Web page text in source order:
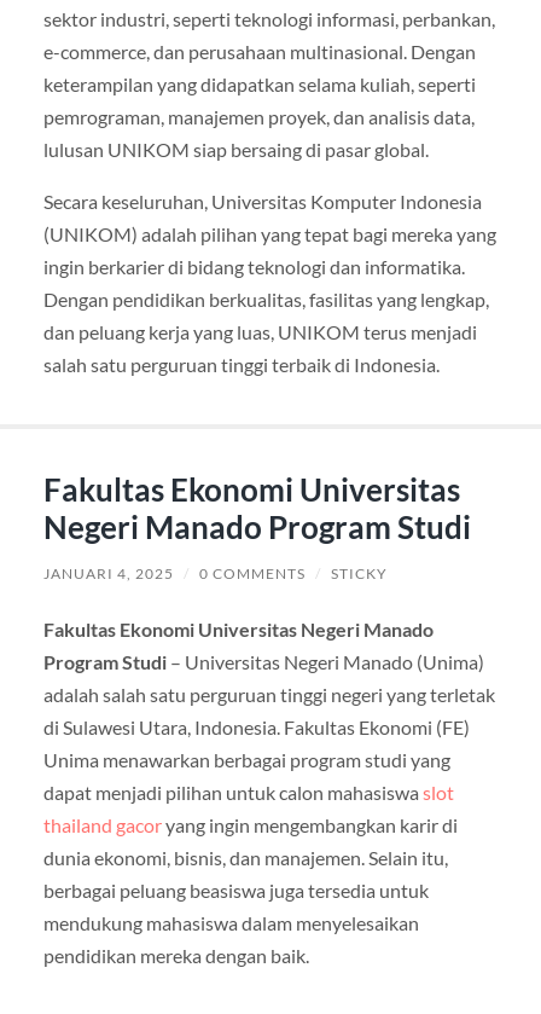
sektor industri, seperti teknologi informasi, perbankan,
e-commerce, dan perusahaan multinasional. Dengan
keterampilan yang didapatkan selama kuliah, seperti
pemrograman, manajemen proyek, dan analisis data,
lulusan UNIKOM siap bersaing di pasar global.
Secara keseluruhan, Universitas Komputer Indonesia
(UNIKOM) adalah pilihan yang tepat bagi mereka yang
ingin berkarier di bidang teknologi dan informatika.
Dengan pendidikan berkualitas, fasilitas yang lengkap,
dan peluang kerja yang luas, UNIKOM terus menjadi
salah satu perguruan tinggi terbaik di Indonesia.
Fakultas Ekonomi Universitas
Negeri Manado Program Studi
JANUARI 4, 2025 / 0 COMMENTS / STICKY
Fakultas Ekonomi Universitas Negeri Manado
Program Studi– Universitas Negeri Manado (Unima)
adalah salah satu perguruan tinggi negeri yang terletak
di Sulawesi Utara, Indonesia. Fakultas Ekonomi (FE)
Unima menawarkan berbagai program studi yang
dapat menjadi pilihan untuk calon mahasiswa slot
thailand gacoryang ingin mengembangkan karir di
dunia ekonomi, bisnis, dan manajemen. Selain itu,
berbagai peluang beasiswa juga tersedia untuk
mendukung mahasiswa dalam menyelesaikan
pendidikan mereka dengan baik.